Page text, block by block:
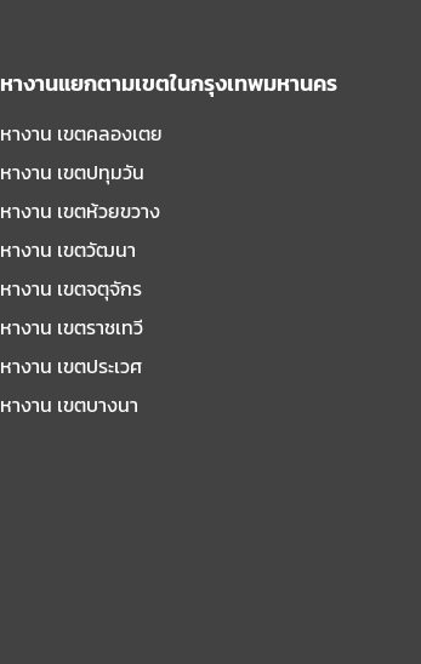
หางานแยกตามเขตในกรุงเทพมหานคร
หางาน เขตคลองเตย
หางาน เขตปทุมวัน
หางาน เขตห้วยขวาง
หางาน เขตวัฒนา
หางาน เขตจตุจักร
หางาน เขตราชเทวี
หางาน เขตประเวศ
หางาน เขตบางนา